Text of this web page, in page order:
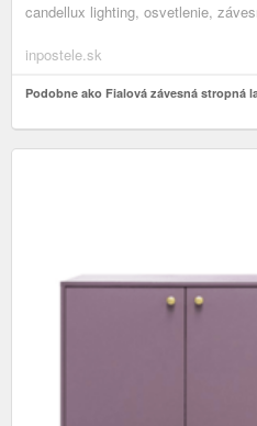
candellux lighting, osvetlenie,
inpostele.sk
Podobne ako Fialová závesná stropná